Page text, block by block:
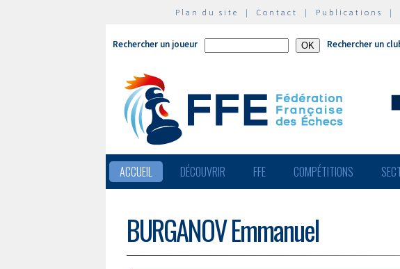
Plan du site | Contact | Publications |
Rechercher un joueur Rechercher un
ACCUEIL DÉCOUVRIR FFE COMPÉTITIONS
BURGANOV Emmanuel